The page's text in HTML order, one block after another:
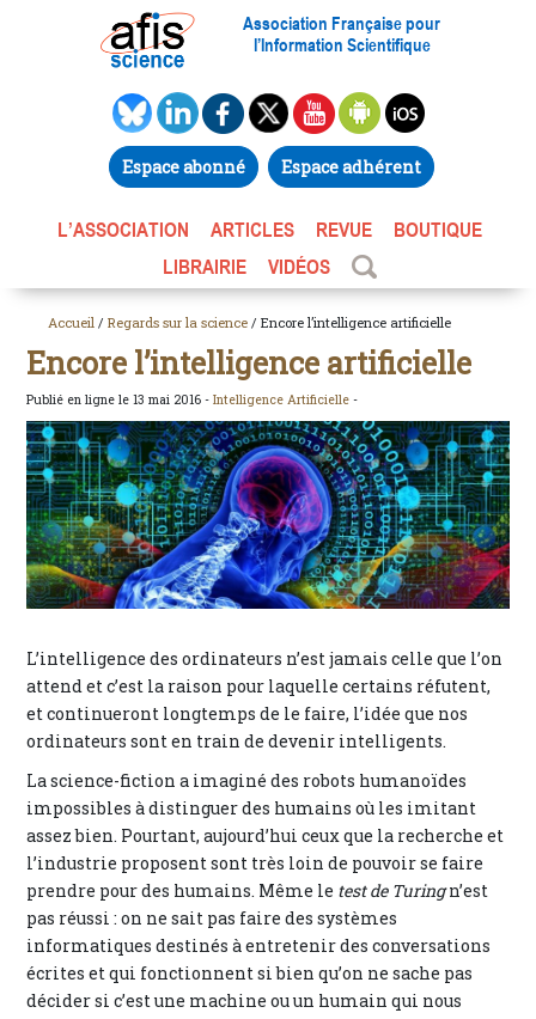
Association Française pour
l’Information Scientifique
Espace abonné Espace adhérent
L’ASSOCIATION ARTICLES REVUE
BOUTIQUE
LIBRAIRIE
VIDÉOS
Accueil / Regards sur la science / Encore l’intelligence artificielle
Encore l’intelligence artificielle
Publié en ligne le 13 mai 2016 -Intelligence Artificielle -
L’intelligence des ordinateurs n’est jamais celle que l’on
attend et c’est la raison pour laquelle certains réfutent,
et continueront longtemps de le faire, l’idée que nos
ordinateurs sont en train de devenir intelligents.
La science-fiction a imaginé des robots humanoïdes
impossibles à distinguer des humains où les imitant
assez bien. Pourtant, aujourd’hui ceux que la recherche et
l’industrie proposent sont très loin de pouvoir se faire
prendre pour des humains. Même le test de Turingn’est
pas réussi : on ne sait pas faire des systèmes
informatiques destinés à entretenir des conversations
écrites et qui fonctionnent si bien qu’on ne sache pas
décider si c’est une machine ou un humain qui nous